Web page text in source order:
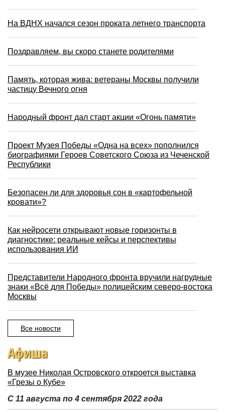
На ВДНХ начался сезон проката летнего транспорта
Поздравляем, вы скоро станете родителями
Память, которая жива: ветераны Москвы получили
частицу Вечного огня
Народный фронт дал старт акции «Огонь памяти»
Проект Музея Победы «Одна на всех» пополнился
биографиями Героев Советского Союза из Чеченской
Республики
Безопасен ли для здоровья сон в «картофельной
кровати»?
Как нейросети открывают новые горизонты в
диагностике: реальные кейсы и перспективы
использования ИИ
Представители Народного фронта вручили нагрудные
знаки «Всё для Победы» полицейским северо-востока
Москвы
Все новости
Афиша
В музее Николая Островского откроется выставка
«Грезы о Кубе»
С 11 августа по 4 сентября 2022 года